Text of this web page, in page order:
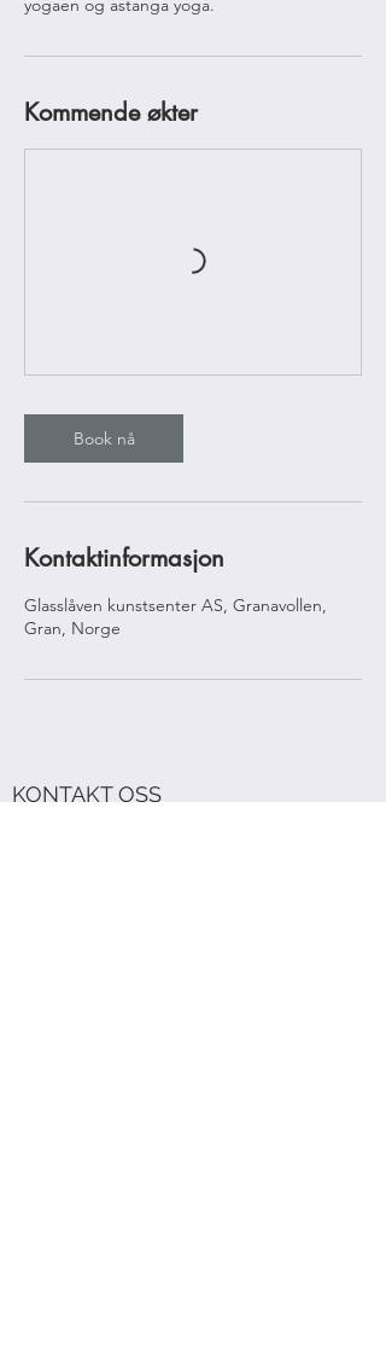
yogaen og astanga yoga.
Kommende økter
Book nå
Kontaktinformasjon
Glasslåven kunstsenter AS, Granavollen,
Gran, Norge
KONTAKT OSS